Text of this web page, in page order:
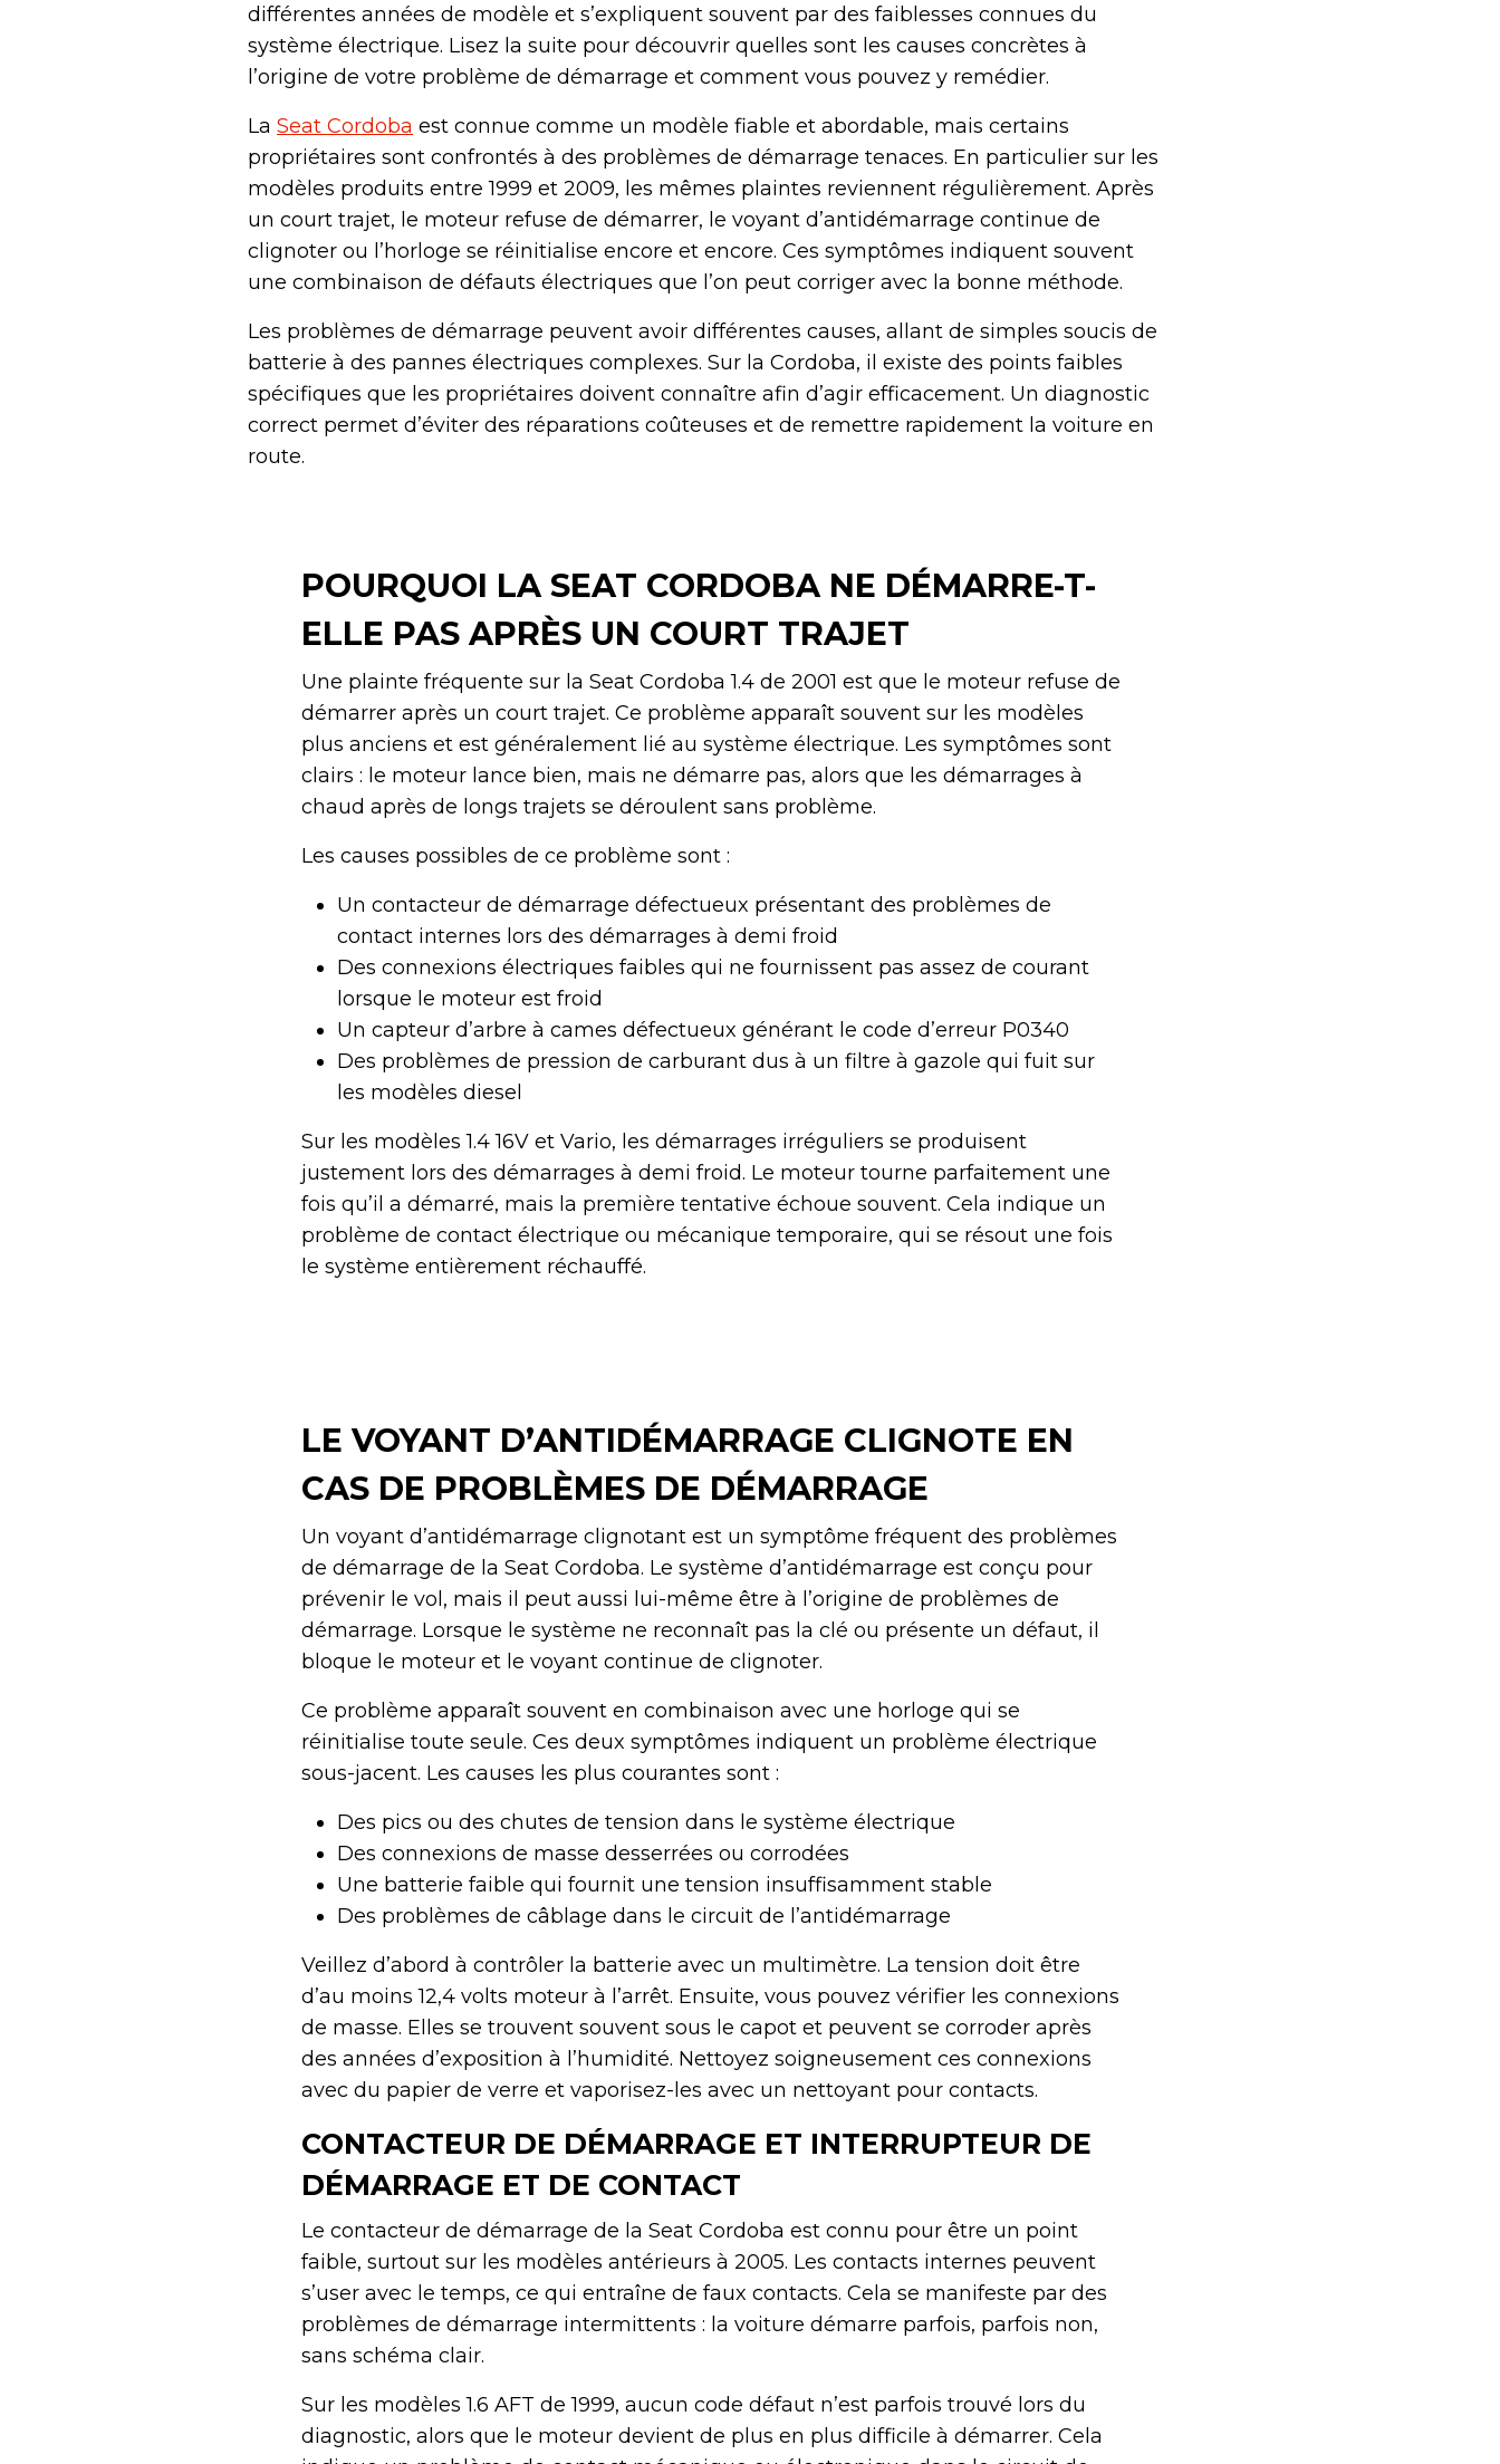
différentes années de modèle et s’expliquent souvent par des faiblesses connues du
système électrique. Lisez la suite pour découvrir quelles sont les causes concrètes à
l’origine de votre problème de démarrage et comment vous pouvez y remédier.
La Seat Cordoba est connue comme un modèle fiable et abordable, mais certains
propriétaires sont confrontés à des problèmes de démarrage tenaces. En particulier sur les
modèles produits entre 1999 et 2009, les mêmes plaintes reviennent régulièrement. Après
un court trajet, le moteur refuse de démarrer, le voyant d’antidémarrage continue de
clignoter ou l’horloge se réinitialise encore et encore. Ces symptômes indiquent souvent
une combinaison de défauts électriques que l’on peut corriger avec la bonne méthode.
Les problèmes de démarrage peuvent avoir différentes causes, allant de simples soucis de
batterie à des pannes électriques complexes. Sur la Cordoba, il existe des points faibles
spécifiques que les propriétaires doivent connaître afin d’agir efficacement. Un diagnostic
correct permet d’éviter des réparations coûteuses et de remettre rapidement la voiture en
route.
POURQUOI LA SEAT CORDOBA NE DÉMARRE-T-
ELLE PAS APRÈS UN COURT TRAJET
Une plainte fréquente sur la Seat Cordoba 1.4 de 2001 est que le moteur refuse de
démarrer après un court trajet. Ce problème apparaît souvent sur les modèles
plus anciens et est généralement lié au système électrique. Les symptômes sont
clairs : le moteur lance bien, mais ne démarre pas, alors que les démarrages à
chaud après de longs trajets se déroulent sans problème.
Les causes possibles de ce problème sont :
Un contacteur de démarrage défectueux présentant des problèmes de
contact internes lors des démarrages à demi froid
Des connexions électriques faibles qui ne fournissent pas assez de courant
lorsque le moteur est froid
Un capteur d’arbre à cames défectueux générant le code d’erreur P0340
Des problèmes de pression de carburant dus à un filtre à gazole qui fuit sur
les modèles diesel
Sur les modèles 1.4 16V et Vario, les démarrages irréguliers se produisent
justement lors des démarrages à demi froid. Le moteur tourne parfaitement une
fois qu’il a démarré, mais la première tentative échoue souvent. Cela indique un
problème de contact électrique ou mécanique temporaire, qui se résout une fois
le système entièrement réchauffé.
LE VOYANT D’ANTIDÉMARRAGE CLIGNOTE EN
CAS DE PROBLÈMES DE DÉMARRAGE
Un voyant d’antidémarrage clignotant est un symptôme fréquent des problèmes
de démarrage de la Seat Cordoba. Le système d’antidémarrage est conçu pour
prévenir le vol, mais il peut aussi lui-même être à l’origine de problèmes de
démarrage. Lorsque le système ne reconnaît pas la clé ou présente un défaut, il
bloque le moteur et le voyant continue de clignoter.
Ce problème apparaît souvent en combinaison avec une horloge qui se
réinitialise toute seule. Ces deux symptômes indiquent un problème électrique
sous-jacent. Les causes les plus courantes sont :
Des pics ou des chutes de tension dans le système électrique
Des connexions de masse desserrées ou corrodées
Une batterie faible qui fournit une tension insuffisamment stable
Des problèmes de câblage dans le circuit de l’antidémarrage
Veillez d’abord à contrôler la batterie avec un multimètre. La tension doit être
d’au moins 12,4 volts moteur à l’arrêt. Ensuite, vous pouvez vérifier les connexions
de masse. Elles se trouvent souvent sous le capot et peuvent se corroder après
des années d’exposition à l’humidité. Nettoyez soigneusement ces connexions
avec du papier de verre et vaporisez-les avec un nettoyant pour contacts.
CONTACTEUR DE DÉMARRAGE ET INTERRUPTEUR DE
DÉMARRAGE ET DE CONTACT
Le contacteur de démarrage de la Seat Cordoba est connu pour être un point
faible, surtout sur les modèles antérieurs à 2005. Les contacts internes peuvent
s’user avec le temps, ce qui entraîne de faux contacts. Cela se manifeste par des
problèmes de démarrage intermittents : la voiture démarre parfois, parfois non,
sans schéma clair.
Sur les modèles 1.6 AFT de 1999, aucun code défaut n’est parfois trouvé lors du
diagnostic, alors que le moteur devient de plus en plus difficile à démarrer. Cela